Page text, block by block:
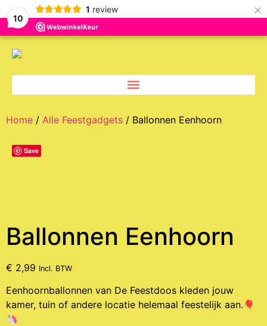
10
1 review ×
Home / Alle Feestgadgets / Ballonnen Eenhoorn
Save
Ballonnen Eenhoorn
€ 2,99 Incl. BTW
Eenhoornballonnen van De Feestdoos kleden jouw
kamer, tuin of andere locatie helemaal feestelijk aan.🎈
🦄